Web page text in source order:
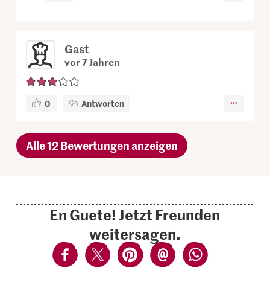
Gast
vor 7 Jahren
0 Antworten
Alle 12 Bewertungen anzeigen
En Guete! Jetzt Freunden
weitersagen.